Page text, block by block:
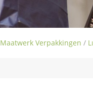
Maatwerk Verpakkingen /